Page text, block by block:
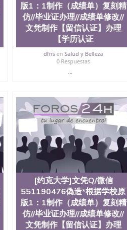
版1：1制作（成绩单）复刻精
仿//毕业证办理//成绩单修改//
文凭制作【留信认证】办理
【学历认证
dfns enSalud y Belleza
0 Respuestas
...
[约克大学]文凭Q/微信
551190476偽造*根据学校原
版1：1制作（成绩单）复刻精
仿//毕业证办理//成绩单修改//
文凭制作【留信认证】办理